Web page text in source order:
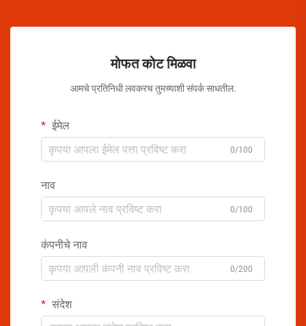
मोफत कोट मिळवा
आमचे प्रतिनिधी लवकरच तुमच्याशी संपर्क साधतील.
ईमेल
0/100
नाव
0/100
कंपनीचे नाव
0/200
संदेश